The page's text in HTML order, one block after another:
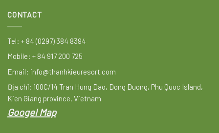
CONTACT
Tel: + 84 (0297) 384 8394
Mobile: + 84 917 200 725
Email: info@thanhkieuresort.com
Địa chỉ: 100C/14 Tran Hung Dao, Dong Duong, Phu Quoc Island,
Kien Giang province, Vietnam
Googel Map